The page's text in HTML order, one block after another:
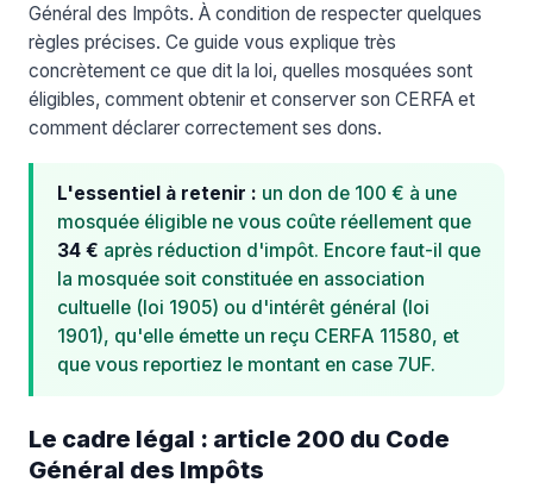
Général des Impôts. À condition de respecter quelques
règles précises. Ce guide vous explique très
concrètement ce que dit la loi, quelles mosquées sont
éligibles, comment obtenir et conserver son CERFA et
comment déclarer correctement ses dons.
L'essentiel à retenir : un don de 100 € à une
mosquée éligible ne vous coûte réellement que
34 € après réduction d'impôt. Encore faut-il que
la mosquée soit constituée en association
cultuelle (loi 1905) ou d'intérêt général (loi
1901), qu'elle émette un reçu CERFA 11580, et
que vous reportiez le montant en case 7UF.
Le cadre légal : article 200 du Code
Général des Impôts